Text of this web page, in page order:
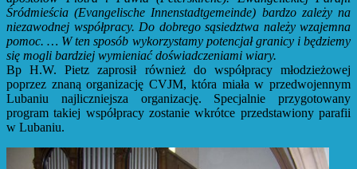
Śródmieścia (Evangelische Innenstadtgemeinde) bardzo zależy na
niezawodnej współpracy. Do dobrego sąsiedztwa należy wzajemna
pomoc. … W ten sposób wykorzystamy potencjał granicy i będziemy
się mogli bardziej wymieniać doświadczeniami wiary.
Bp H.W. Pietz zaprosił również do współpracy młodzieżowej
poprzez znaną organizację CVJM, która miała w przedwojennym
Lubaniu najliczniejsza organizację. Specjalnie przygotowany
program takiej współpracy zostanie wkrótce przedstawiony parafii
w Lubaniu.